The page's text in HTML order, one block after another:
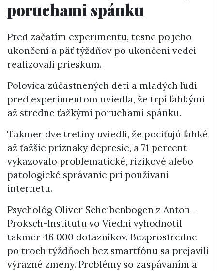
poruchami spánku
Pred začatím experimentu, tesne po jeho
ukončení a päť týždňov po ukončení vedci
realizovali prieskum.
Polovica zúčastnených detí a mladých ľudí
pred experimentom uviedla, že trpí ľahkými
až stredne ťažkými poruchami spánku.
Takmer dve tretiny uviedli, že pociťujú ľahké
až ťažšie príznaky depresie, a 71 percent
vykazovalo problematické, rizikové alebo
patologické správanie pri používaní
internetu.
Psychológ Oliver Scheibenbogen z Anton-
Proksch-Institutu vo Viedni vyhodnotil
takmer 46 000 dotazníkov. Bezprostredne
po troch týždňoch bez smartfónu sa prejavili
výrazné zmeny. Problémy so zaspávaním a